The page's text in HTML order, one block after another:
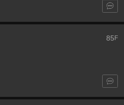
85 F